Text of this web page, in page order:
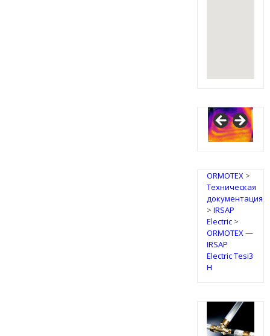
ORMOTEX>
Техническая
документация
> IRSAP
Electric>
ORMOTEX —
IRSAP
Electric Tesi3
H